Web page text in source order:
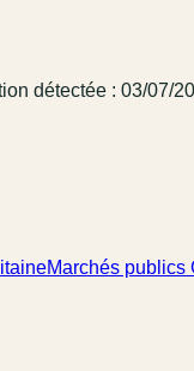
détectée : 03/07/
Marchés publics